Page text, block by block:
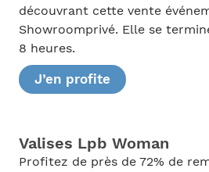
découvrant cette vente
Showroomprivé. Elle se
8 heures.
J’en profite
Valises Lpb Woman
Profitez de près de 72% de